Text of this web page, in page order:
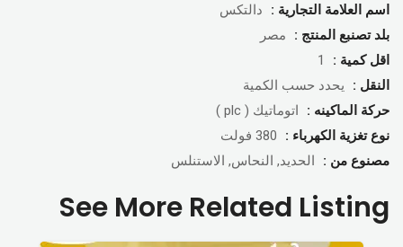
اسم العلامة التجارية :
دالتكس
بلد تصنبع المنتج :
مصر
اقل كمية :
1
النقل :
يحدد حسب الكمية
حركة الماكينه :
اتوماتيك ( plc )
نوع تغزية الكهرباء :
380 فولت
مصنوع من :
الحديد, النحاس, الاستنلس
See More Related Listing